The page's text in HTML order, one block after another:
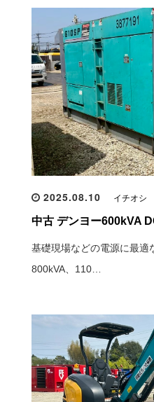
2025.08.10 イチオシ
中古 デンヨー600kVA
基礎現場などの電源に最適
800kVA、110…